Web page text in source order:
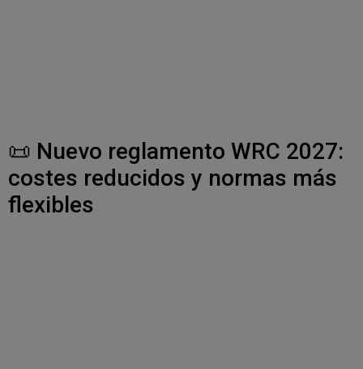
📜 Nuevo reglamento WRC 2027:
costes reducidos y normas más
flexibles